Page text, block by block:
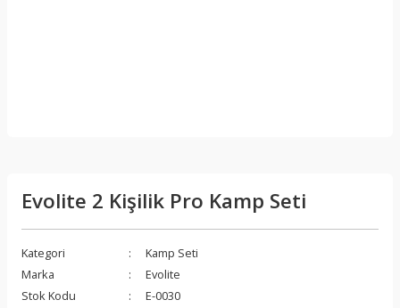
Evolite 2 Kişilik Pro Kamp Seti
Kategori
Kamp Seti
Marka
Evolite
Stok Kodu
E-0030